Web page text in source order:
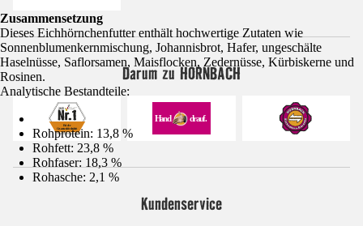
Zusammensetzung
Dieses Eichhörnchenfutter enthält hochwertige Zutaten wie
Sonnenblumenkernmischung, Johannisbrot, Hafer, ungeschälte
Haselnüsse, Saflorsamen, Maisflocken, Zedernüsse, Kürbiskerne und
Rosinen.
Analytische Bestandteile:
Rohprotein: 13,8 %
Rohfett: 23,8 %
Rohfaser: 18,3 %
Rohasche: 2,1 %
Darum zu HORNBACH
Kundenservice